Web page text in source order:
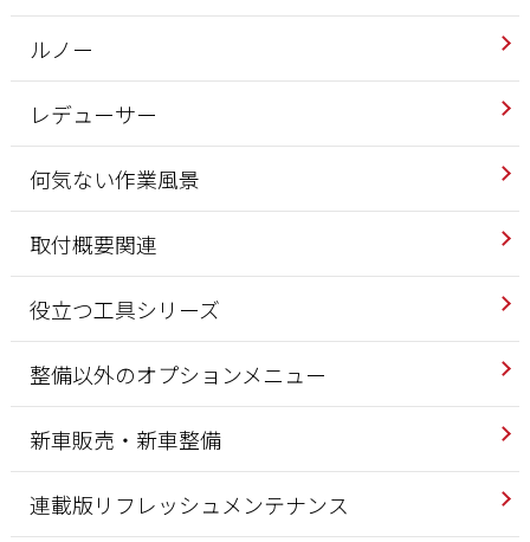
ルノー
レデューサー
何気ない作業風景
取付概要関連
役立つ工具シリーズ
整備以外のオプションメニュー
新車販売・新車整備
連載版リフレッシュメンテナンス